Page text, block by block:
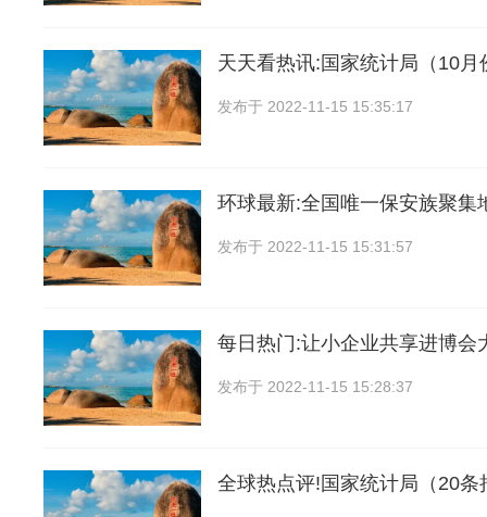
天天看热讯:国家统计局（10月
发布于 2022-11-15 15:35:17
环球最新:全国唯一保安族聚集
发布于 2022-11-15 15:31:57
每日热门:让小企业共享进博会
发布于 2022-11-15 15:28:37
全球热点评!国家统计局（20条